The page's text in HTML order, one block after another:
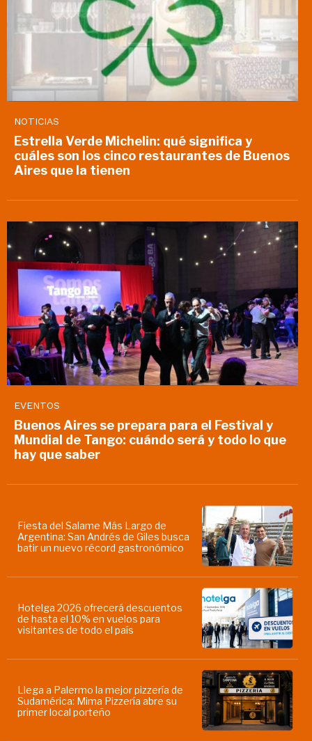
NOTICIAS
Estrella Verde Michelin: qué significa y
cuáles son los cinco restaurantes de Buenos
Aires que la tienen
EVENTOS
Buenos Aires se prepara para el Festival y
Mundial de Tango: cuándo será y todo lo que
hay que saber
Fiesta del Salame Más Largo de
Argentina: San Andrés de Giles busca
batir un nuevo récord gastronómico
Hotelga 2026 ofrecerá descuentos
de hasta el 10% en vuelos para
visitantes de todo el país
Llega a Palermo la mejor pizzería de
Sudamérica: Mima Pizzería abre su
primer local porteño